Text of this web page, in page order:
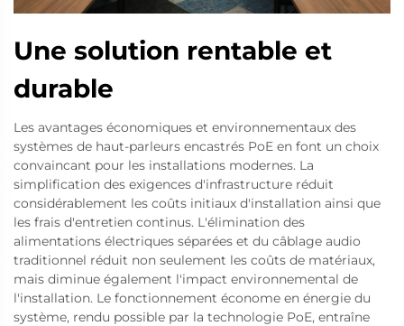
Une solution rentable et
durable
Les avantages économiques et environnementaux des
systèmes de haut-parleurs encastrés PoE en font un choix
convaincant pour les installations modernes. La
simplification des exigences d'infrastructure réduit
considérablement les coûts initiaux d'installation ainsi que
les frais d'entretien continus. L'élimination des
alimentations électriques séparées et du câblage audio
traditionnel réduit non seulement les coûts de matériaux,
mais diminue également l'impact environnemental de
l'installation. Le fonctionnement économe en énergie du
système, rendu possible par la technologie PoE, entraîne